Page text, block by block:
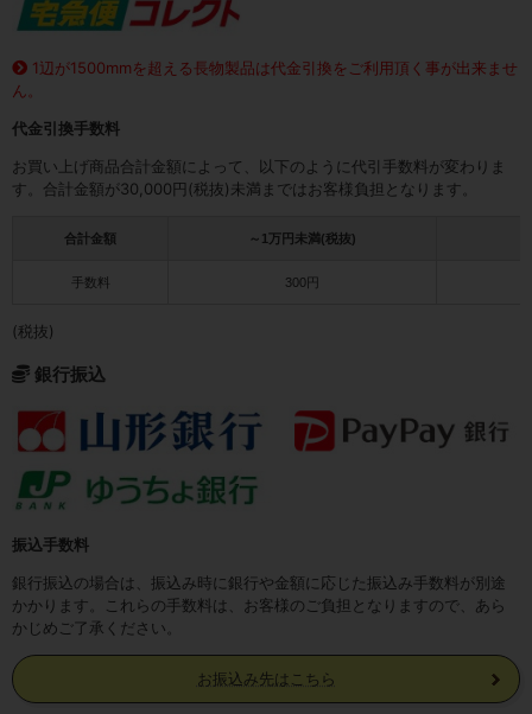
1辺が1500mmを超える長物製品は代金引換をご利用頂く事が出来ませ
ん。
代金引換手数料
お買い上げ商品合計金額によって、以下のように代引手数料が変わりま
す。合計金額が30,000円(税抜)未満まではお客様負担となります。
合計金額 ～1万円未満(税抜)
手数料 300円
(税抜)
銀行振込
振込手数料
銀行振込の場合は、振込み時に銀行や金額に応じた振込み手数料が別途
かかります。これらの手数料は、お客様のご負担となりますので、あら
かじめご了承ください。
お振込み先はこちら